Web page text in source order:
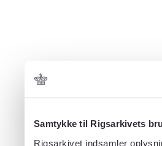
Samtykke til Rigsarkivets
Rigsarkivet indsamler